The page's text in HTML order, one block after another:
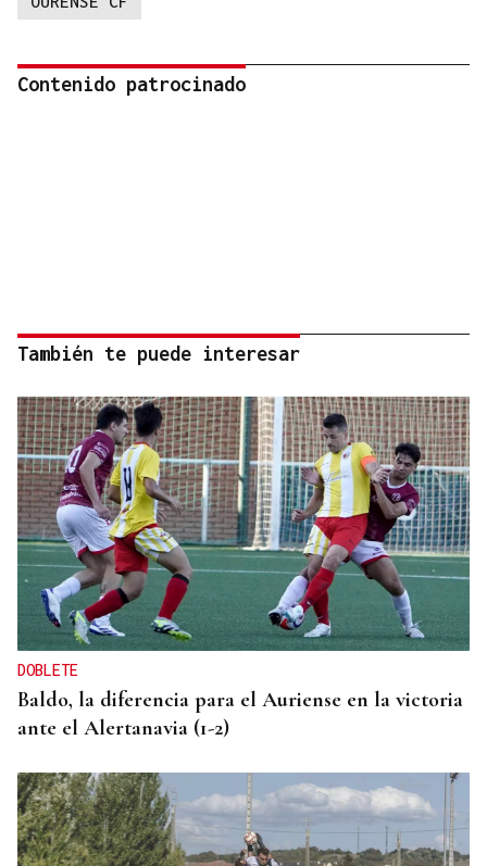
Contenido patrocinado
También te puede interesar
DOBLETE
Baldo, la diferencia para el Auriense en la victoria
ante el Alertanavia (1-2)